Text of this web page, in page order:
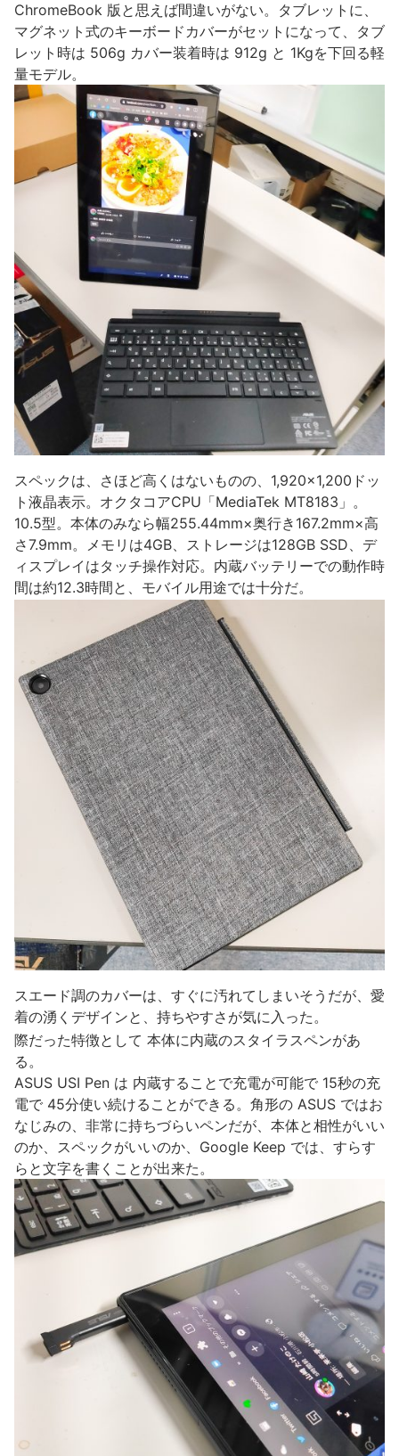
ChromeBook 版と思えば間違いがない。タブレットに、
マグネット式のキーボードカバーがセットになって、タブ
レット時は 506g カバー装着時は 912g と 1Kgを下回る軽
量モデル。
スペックは、さほど高くはないものの、1,920×1,200ドッ
ト液晶表示。オクタコアCPU「MediaTek MT8183」。
10.5型。本体のみなら幅255.44mm×奥行き167.2mm×高
さ7.9mm。メモリは4GB、ストレージは128GB SSD、デ
ィスプレイはタッチ操作対応。内蔵バッテリーでの動作時
間は約12.3時間と、モバイル用途では十分だ。
スエード調のカバーは、すぐに汚れてしまいそうだが、愛
着の湧くデザインと、持ちやすさが気に入った。
際だった特徴として 本体に内蔵のスタイラスペンがあ
る。
ASUS USI Pen は 内蔵することで充電が可能で 15秒の充
電で 45分使い続けることができる。角形の ASUS ではお
なじみの、非常に持ちづらいペンだが、本体と相性がいい
のか、スペックがいいのか、Google Keep では、すらす
らと文字を書くことが出来た。